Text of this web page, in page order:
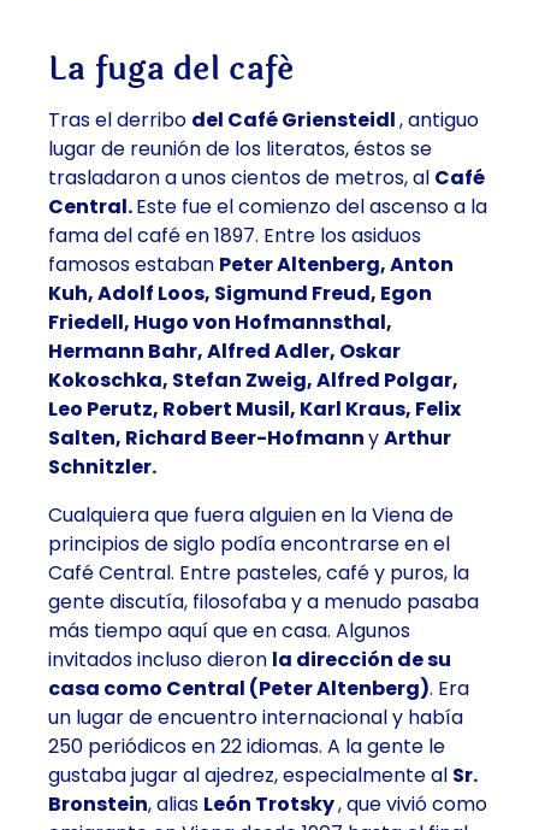
La fuga del café
Tras el derribo del Café Griensteidl, antiguo
lugar de reunión de los literatos, éstos se
trasladaron a unos cientos de metros, al Café
Central.Este fue el comienzo del ascenso a la
fama del café en 1897. Entre los asiduos
famosos estaban Peter Altenberg, Anton
Kuh, Adolf Loos, Sigmund Freud, Egon
Friedell, Hugo von Hofmannsthal,
Hermann Bahr, Alfred Adler, Oskar
Kokoschka, Stefan Zweig, Alfred Polgar,
Leo Perutz, Robert Musil, Karl Kraus, Felix
Salten, Richard Beer-HofmannyArthur
Schnitzler.
Cualquiera que fuera alguien en la Viena de
principios de siglo podía encontrarse en el
Café Central. Entre pasteles, café y puros, la
gente discutía, filosofaba y a menudo pasaba
más tiempo aquí que en casa. Algunos
invitados incluso dieron la dirección de su
casa como Central (Peter Altenberg). Era
un lugar de encuentro internacionaly había
250 periódicos en 22 idiomas. A la gente le
gustaba jugar al ajedrez, especialmente al Sr.
Bronstein, alias León Trotsky, que vivió como